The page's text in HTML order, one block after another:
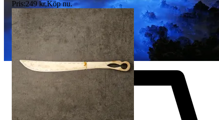
Pris:249 kr,Köp nu.